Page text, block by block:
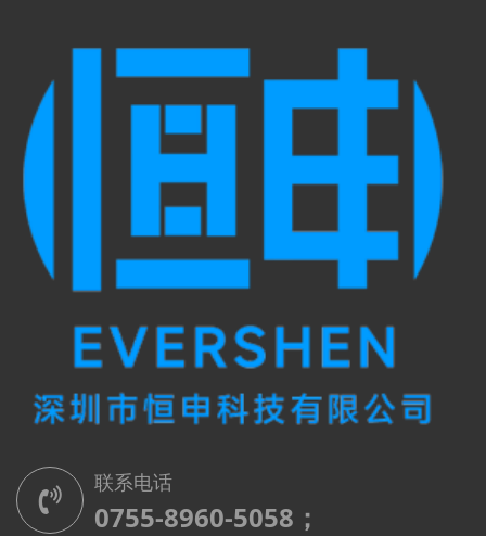
联系电话
0755-8960-5058；